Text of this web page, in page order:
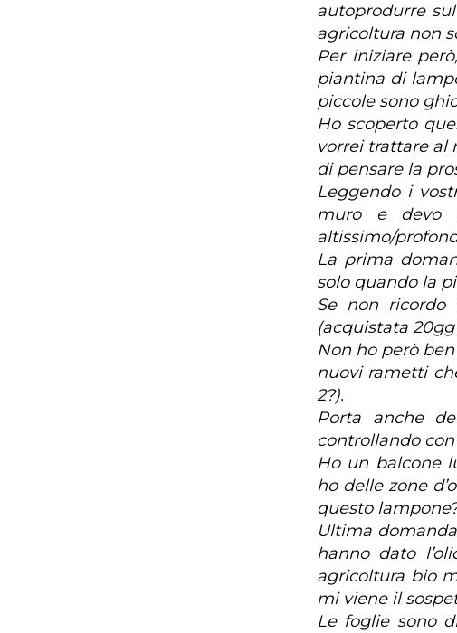
autoprodurre
agricoltura non
Per iniziare
piantina di
piccole sono
Ho scoperto
vorrei trattare al
di pensare la
Leggendo i
muro e devo
altissimo/
La prima
solo quando la
Se non
(acquistata 20gg
Non ho però
nuovi rametti
2?).
Porta anche
controllando
Ho un balcone
ho delle zone
questo
Ultima
hanno dato
agricoltura bio
mi viene il
Le foglie sono